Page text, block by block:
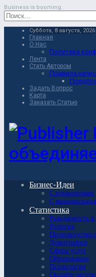
Business is booming.
Суббота, 8 августа, 2026
Главная
О Нас
Политика
Лента
Стать Автором
Правила
Задать Вопрос
Карта
Заказать Статью
Бизнес-Идеи
С вложениями
С
Статистика
Рождаемость и
Религия
Производство
Демография
Сфера услуг
Образование
Психология
Онлайн-